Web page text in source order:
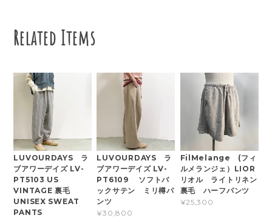
Related Items
LUVOURDAYS ラ
ブアワーデイズ LV-
PT5103 US
VINTAGE 裏毛
UNISEX SWEAT
PANTS
LUVOURDAYS ラ
ブアワーデイズ LV-
PT6109 ソフトバ
ックサテン ミリ樽パ
ンツ
¥30,800
FilMelange (フィ
ルメランジェ）LIOR
リオル ライトリネン
裏毛 ハーフパンツ
¥25,300